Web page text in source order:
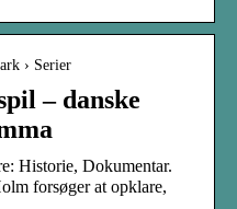
› Serier
– danske
Historie, Dokumentar.
forsøger at opklare,